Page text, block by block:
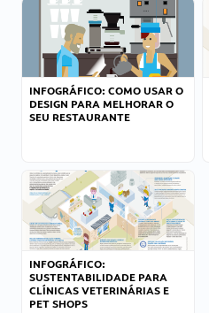
INFOGRÁFICO: COMO USAR O
DESIGN PARA MELHORAR O
SEU RESTAURANTE
INFOGRÁFICO:
SUSTENTABILIDADE PARA
CLÍNICAS VETERINÁRIAS E
PET SHOPS